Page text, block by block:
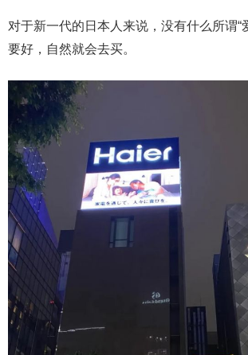
对于新一代的日本人来说，没有什么所谓“
要好，自然就会去买。